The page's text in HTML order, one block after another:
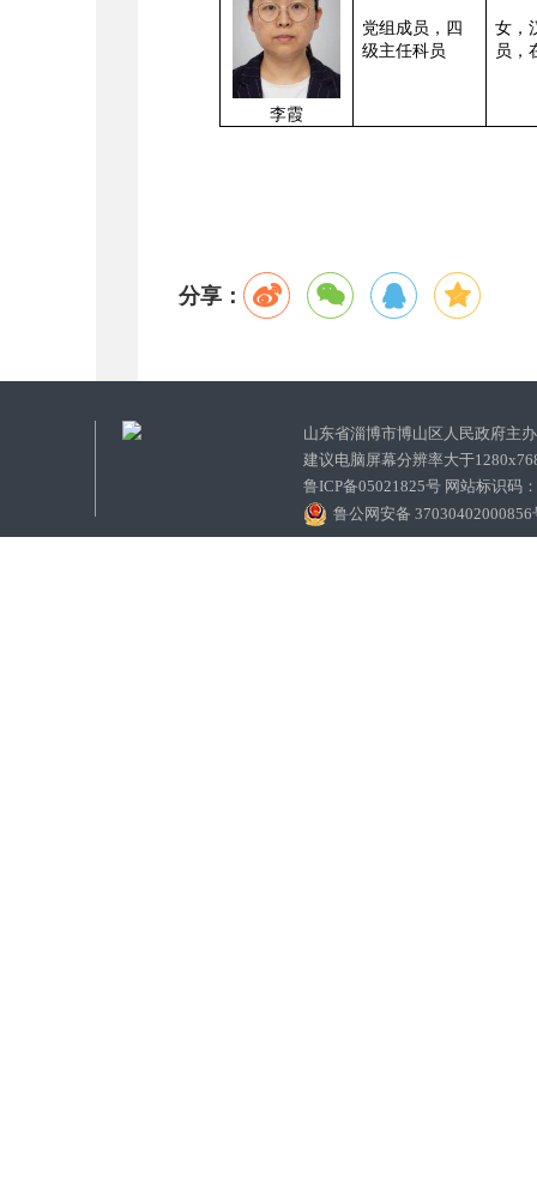
李霞
党组成员，四
级主任科员
女 ，
员，
分享：
山东省淄博市博山区人民政府
建议电脑屏幕分辨率大于
鲁ICP备05021825号 网站标识码
鲁公网安备 37030402000856